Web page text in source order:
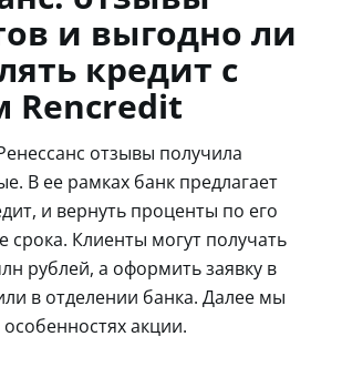
и выгодно ли
кредит с
Rencredit
отзывы получила
В ее рамках банк предлагает
и вернуть проценты по его
срока. Клиенты могут получать
рублей, а оформить заявку в
в отделении банка. Далее мы
акции.